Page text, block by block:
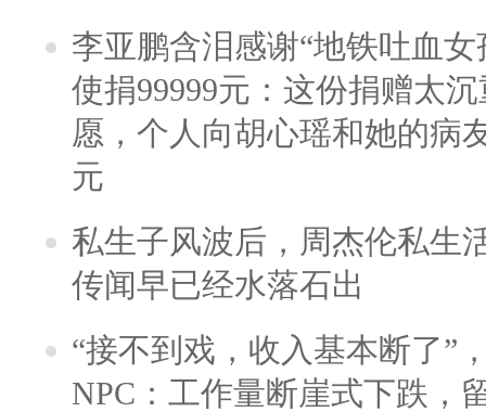
李亚鹏含泪感谢“地铁吐血
使捐99999元：这份捐赠太
愿，个人向胡心瑶和她的病
元
私生子风波后，周杰伦私生
传闻早已经水落石出
“接不到戏，收入基本断了”
NPC：工作量断崖式下跌，